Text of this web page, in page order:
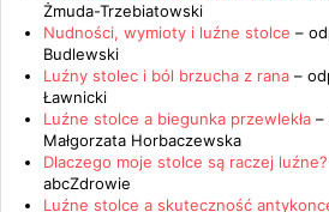
Żmuda-Trzebiatowski
Nudności, wymioty i luźne stolce –
Budlewski
Luźny stolec i ból brzucha z rana –
Ławnicki
Luźne stolce a biegunka przewlekła –
Małgorzata Horbaczewska
Dlaczego moje stolce są raczej luźne?
abcZdrowie
Luźne stolce a skuteczność